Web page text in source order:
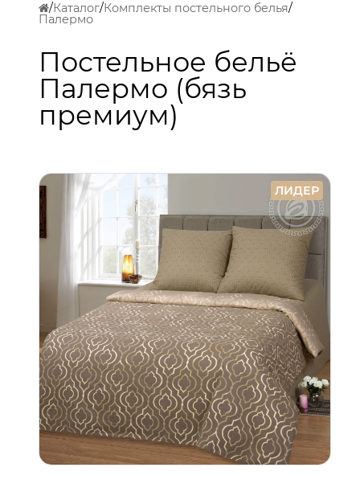
Каталог Комплекты постельного белья
Палермо
Постельное бельё
Палермо (бязь
премиум)
ЛИДЕР